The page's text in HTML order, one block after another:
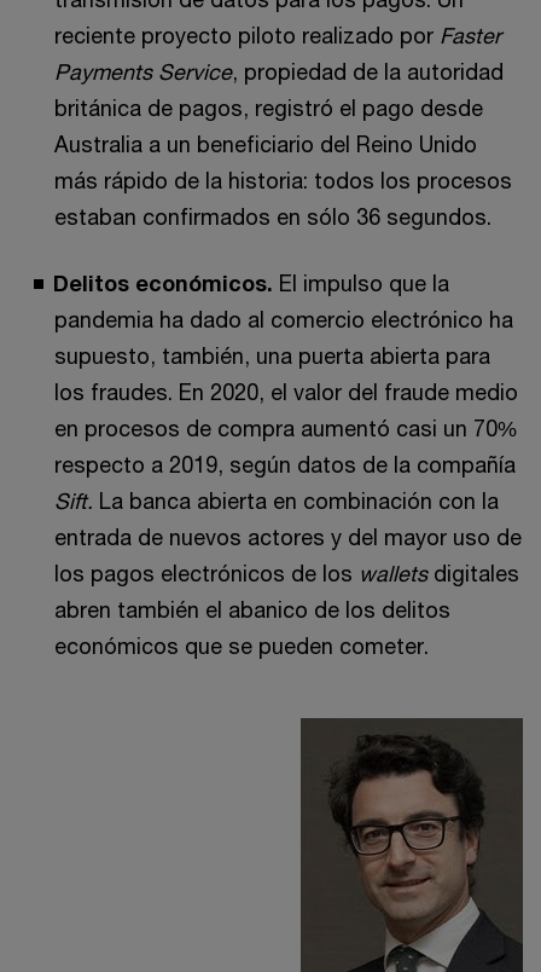
reciente proyecto piloto realizado por Faster
Payments Service, propiedad de la autoridad
británica de pagos, registró el pago desde
Australia a un beneficiario del Reino Unido
más rápido de la historia: todos los procesos
estaban confirmados en sólo 36 segundos.
Delitos económicos. El impulso que la
pandemia ha dado al comercio electrónico ha
supuesto, también, una puerta abierta para
los fraudes. En 2020, el valor del fraude medio
en procesos de compra aumentó casi un 70%
respecto a 2019, según datos de la compañía
Sift. La banca abierta en combinación con la
entrada de nuevos actores y del mayor uso de
los pagos electrónicos de los walletsdigitales
abren también el abanico de los delitos
económicos que se pueden cometer.